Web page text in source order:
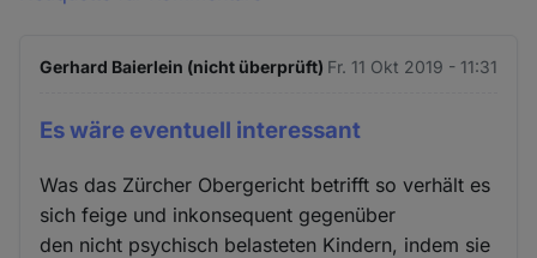
Gerhard Baierlein (nicht überprüft) Fr. 11 Okt 2019 - 11:31
Es wäre eventuell interessant
Was das Zürcher Obergericht betrifft so verhält es
sich feige und inkonsequent gegenüber
den nicht psychisch belasteten Kindern, indem sie